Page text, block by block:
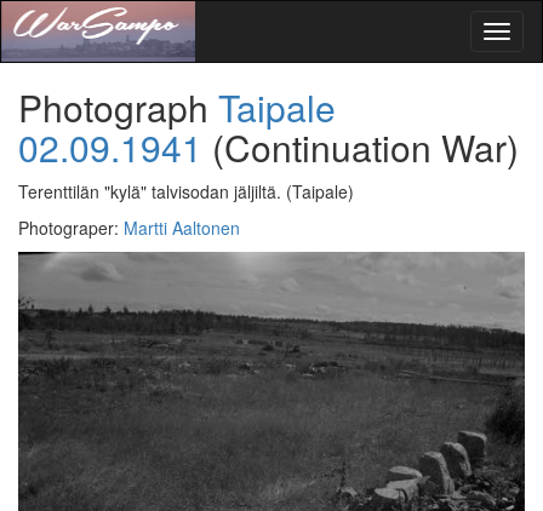
Photograph Taipale
02.09.1941 (Continuation War)
Terenttilän "kylä" talvisodan jäljiltä. (Taipale)
Photograper: Martti Aaltonen